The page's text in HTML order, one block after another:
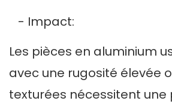
- Impact:
Les pièces en aluminium
avec une rugosité élevée
texturées nécessitent